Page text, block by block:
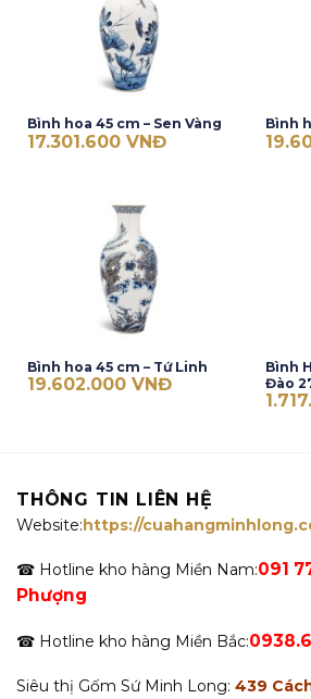
Bình hoa 45 cm – Sen Vàng
17.301.600 VNĐ
Bình
Bình hoa 45 cm – Tứ Linh
19.602.000 VNĐ
Bình
Đào
THÔNG TIN LIÊN HỆ
Website:https://
☎ Hotline kho hàng Miền Nam:091
Phượng
☎ Hotline kho hàng Miền Bắc:
Siêu thị Gốm Sứ Minh Long: 439